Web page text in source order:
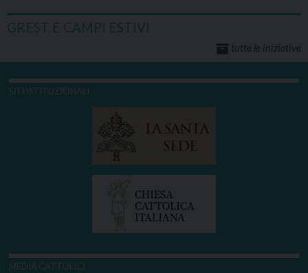
GREST E CAMPI ESTIVI
tutte le iniziative
SITI ISTITUZIONALI
MEDIA CATTOLICI